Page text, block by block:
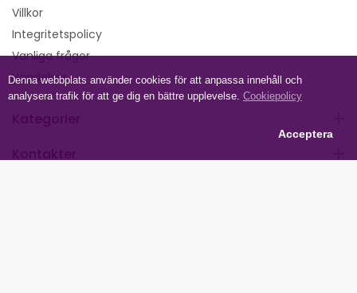
Villkor
Integritetspolicy
Vanliga frågor
Händelser
Denna webbplats använder cookies för att anpassa innehåll och
analysera trafik för att ge dig en bättre upplevelse. Cookiepolicy
Acceptera